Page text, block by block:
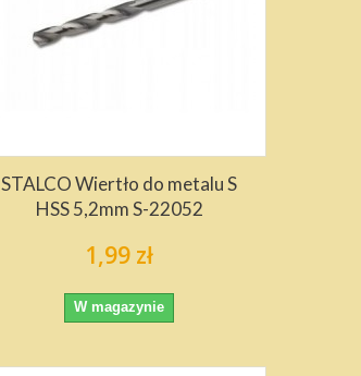
STALCO Wiertło do metalu S
HSS 5,2mm S-22052
1,99 zł
W magazynie